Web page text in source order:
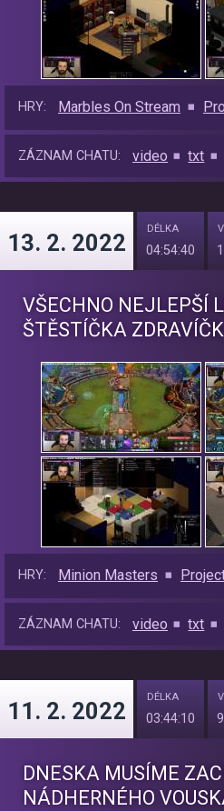
HRY: Marbles On Stream
ZÁZNAM CHATU: video txt
13. 2. 2022
DÉLKA
04:54:40
VŠECHNO NEJLEPŠÍ
ŠTĚSTÍČKA
HRY: Minion Masters
ZÁZNAM CHATU: video txt
11. 2. 2022
DÉLKA
03:44:10
DNESKA MUSÍME
NÁDHERNÉHO